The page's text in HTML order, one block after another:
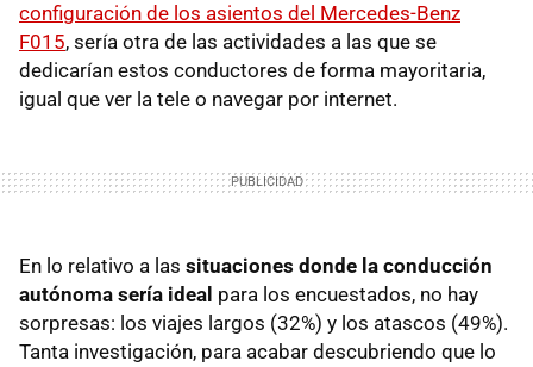
configuración de los asientos del Mercedes-Benz
F015, sería otra de las actividades a las que se
dedicarían estos conductores de forma mayoritaria,
igual que ver la tele o navegar por internet.
En lo relativo a las situaciones donde la conducción
autónoma sería ideal para los encuestados, no hay
sorpresas: los viajes largos (32%) y los atascos (49%).
Tanta investigación, para acabar descubriendo que lo